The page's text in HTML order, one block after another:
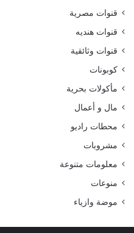
قنوات مصرية
قنوات هنديه
قنوات وثائقية
كوبونات
مأكولات بحرية
مال و أعمال
محطات راديو
مشروبات
معلومات متنوعة
منوعات
موضة وازياء